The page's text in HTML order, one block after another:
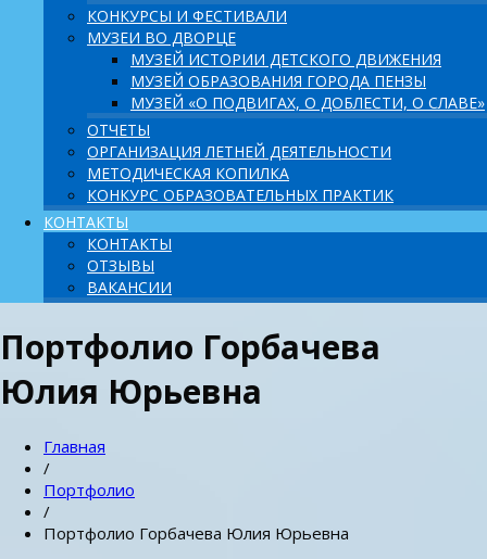
КОНКУРСЫ И ФЕСТИВАЛИ
МУЗЕИ ВО ДВОРЦЕ
МУЗЕЙ ИСТОРИИ ДЕТСКОГО ДВИЖЕНИЯ
МУЗЕЙ ОБРАЗОВАНИЯ ГОРОДА ПЕНЗЫ
МУЗЕЙ «О ПОДВИГАХ, О ДОБЛЕСТИ, О СЛАВЕ»
ОТЧЕТЫ
ОРГАНИЗАЦИЯ ЛЕТНЕЙ ДЕЯТЕЛЬНОСТИ
МЕТОДИЧЕСКАЯ КОПИЛКА
КОНКУРС ОБРАЗОВАТЕЛЬНЫХ ПРАКТИК
КОНТАКТЫ
КОНТАКТЫ
ОТЗЫВЫ
ВАКАНСИИ
Портфолио Горбачева
Юлия Юрьевна
Главная
/
Портфолио
/
Портфолио Горбачева Юлия Юрьевна